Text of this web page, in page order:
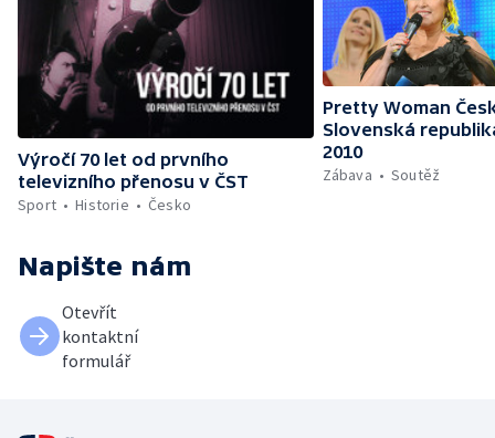
Výročí 70 let od prvního
televizního přenosu v ČST
Sport
Historie Česko
Pretty Woman
Slovenská
2010
Zábava
Soutěž
Napište nám
Otevřít
kontaktní
formulář